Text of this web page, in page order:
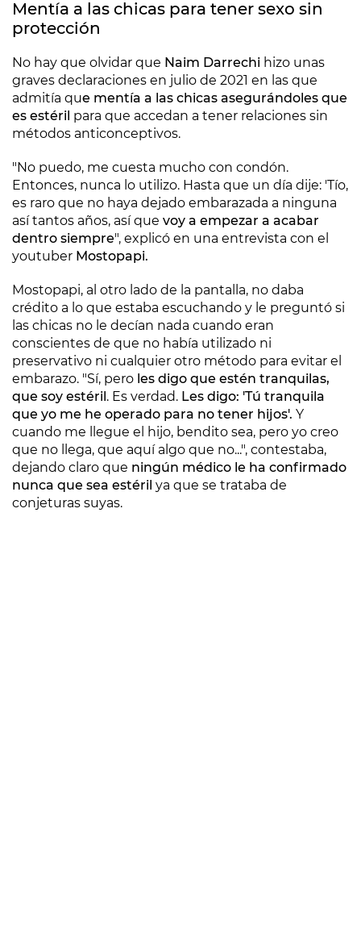
Mentía a las chicas para tener sexo sin
protección
No hay que olvidar que Naim Darrechi hizo unas
graves declaraciones en julio de 2021 en las que
admitía que mentía a las chicas asegurándoles que
es estéril para que accedan a tener relaciones sin
métodos anticonceptivos.
"No puedo, me cuesta mucho con condón.
Entonces, nunca lo utilizo. Hasta que un día dije: 'Tío,
es raro que no haya dejado embarazada a ninguna
así tantos años, así que voy a empezar a acabar
dentro siempre", explicó en una entrevista con el
youtuber Mostopapi.
Mostopapi, al otro lado de la pantalla, no daba
crédito a lo que estaba escuchando y le preguntó si
las chicas no le decían nada cuando eran
conscientes de que no había utilizado ni
preservativo ni cualquier otro método para evitar el
embarazo. "Sí, pero les digo que estén tranquilas,
que soy estéril. Es verdad. Les digo: 'Tú tranquila
que yo me he operado para no tener hijos'. Y
cuando me llegue el hijo, bendito sea, pero yo creo
que no llega, que aquí algo que no...", contestaba,
dejando claro que ningún médico le ha confirmado
nunca que sea estéril ya que se trataba de
conjeturas suyas.